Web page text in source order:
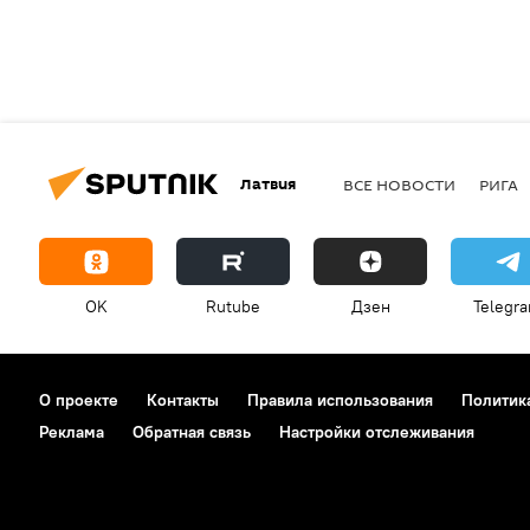
Латвия ВСЕ НОВОСТИ РИГА
OK Rutube Дзен
О проекте Контакты Правила использования
Реклама
Обратная связь Настройки отслеживания